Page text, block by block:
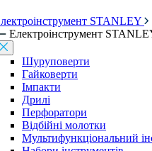
STANLEY
Електроінструмент
Шуруповерти
Гайковерти
Імпакти
Дрилі
Перфоратори
Відбійні молотки
Мультифункціональний